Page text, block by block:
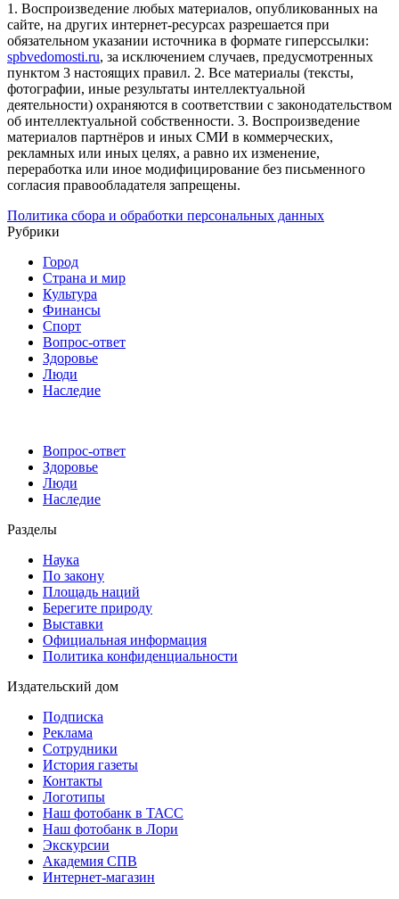
1. Воспроизведение любых материалов, опубликованных на
сайте, на других интернет-ресурсах разрешается при
обязательном указании источника в формате гиперссылки:
spbvedomosti.ru, за исключением случаев, предусмотренных
пунктом 3 настоящих правил. 2. Все материалы (тексты,
фотографии, иные результаты интеллектуальной
деятельности) охраняются в соответствии с законодательством
об интеллектуальной собственности. 3. Воспроизведение
материалов партнёров и иных СМИ в коммерческих,
рекламных или иных целях, а равно их изменение,
переработка или иное модифицирование без письменного
согласия правообладателя запрещены.
Политика сбора и обработки персональных данных
Рубрики
Город
Страна и мир
Культура
Финансы
Спорт
Вопрос-ответ
Здоровье
Люди
Наследие
Вопрос-ответ
Здоровье
Люди
Наследие
Разделы
Наука
По закону
Площадь наций
Берегите природу
Выставки
Официальная информация
Политика конфиденциальности
Издательский дом
Подписка
Реклама
Сотрудники
История газеты
Контакты
Логотипы
Наш фотобанк в ТАСС
Наш фотобанк в Лори
Экскурсии
Академия СПВ
Интернет-магазин